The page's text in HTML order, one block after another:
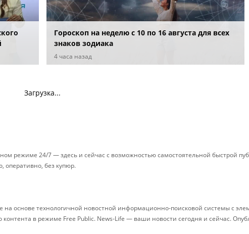
Гороскоп на неделю с 10 по 16 августа для всех
знаков зодиака
4 часа назад
Загрузка...
режиме 24/7 — здесь и сейчас с возможностью самостоятельной быстрой
оперативно, без купюр.
основе технологичной новостной информационно-поисковой системы с
в режиме Free Public. News-Life — ваши новости сегодня и сейчас.